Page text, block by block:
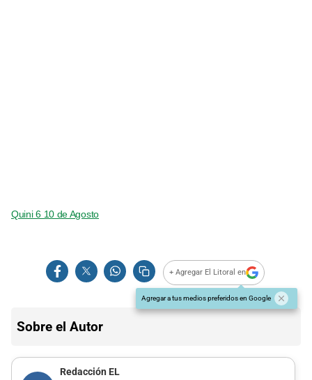
Quini 6 10 de Agosto
+ Agregar El Litoral en
Agregar a tus medios preferidos en Google
Sobre el Autor
Redacción EL